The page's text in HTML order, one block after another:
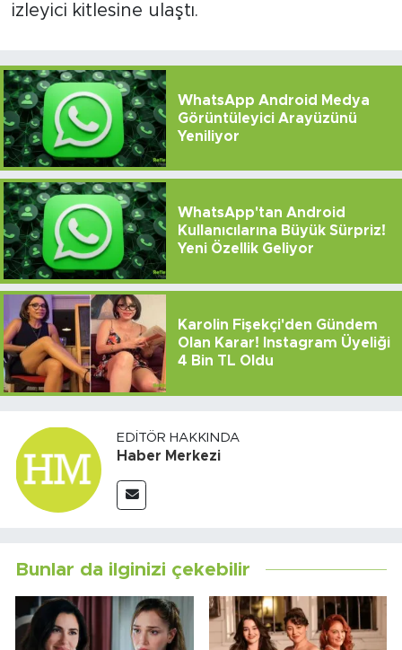
izleyici kitlesine ulaştı.
WhatsApp Android Medya
Görüntüleyici Arayüzünü
Yeniliyor
WhatsApp'tan Android
Kullanıcılarına Büyük Sürpriz!
Yeni Özellik Geliyor
Karolin Fişekçi'den Gündem
Olan Karar! Instagram Üyeliği
4 Bin TL Oldu
EDITÖR HAKKINDA
Haber Merkezi
Bunlar da ilginizi çekebilir